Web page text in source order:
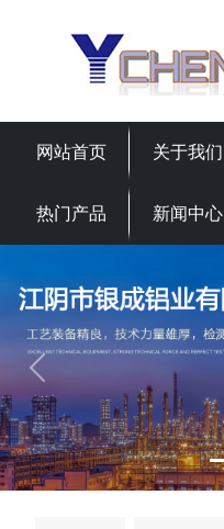
网站首页 关于我们
热门产品 新闻中心
Previous